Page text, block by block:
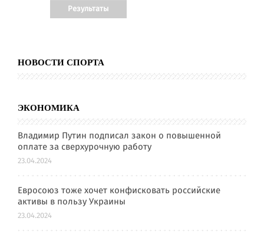
НОВОСТИ СПОРТА
ЭКОНОМИКА
Владимир Путин подписал закон о повышенной
оплате за сверхурочную работу
23.04.2024
Евросоюз тоже хочет конфисковать российские
активы в пользу Украины
23.04.2024